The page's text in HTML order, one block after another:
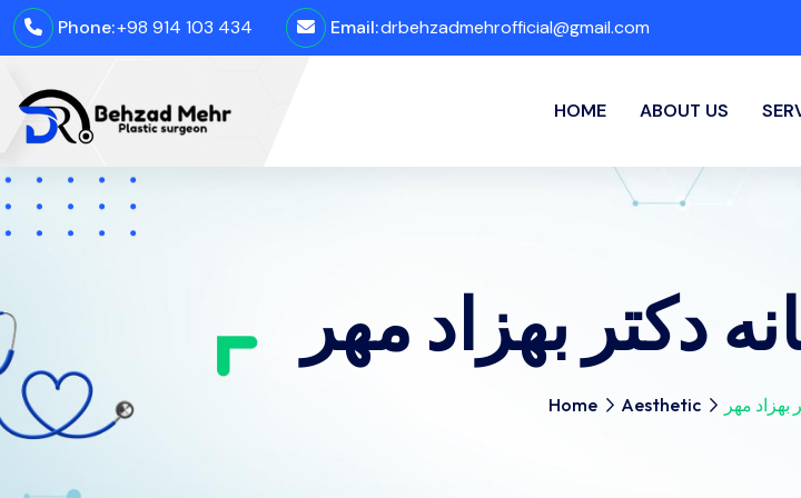
Phone:+98 914 103 434 Email:drbehzadmehrofficial@gmail.com
HOME ABOUT US
دکتر بهزاد مهر
Home Aesthetic مهر